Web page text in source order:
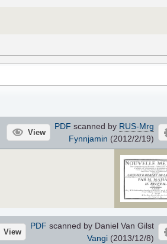
View
PDF scanned by RUS-Mrg
Fynnjamin (2012/2/19)
View
PDF scanned by Daniel Van Gilst
Vangi(2013/12/8)